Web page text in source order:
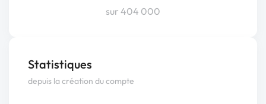
sur 404 000
Statistiques
depuis la création du compte